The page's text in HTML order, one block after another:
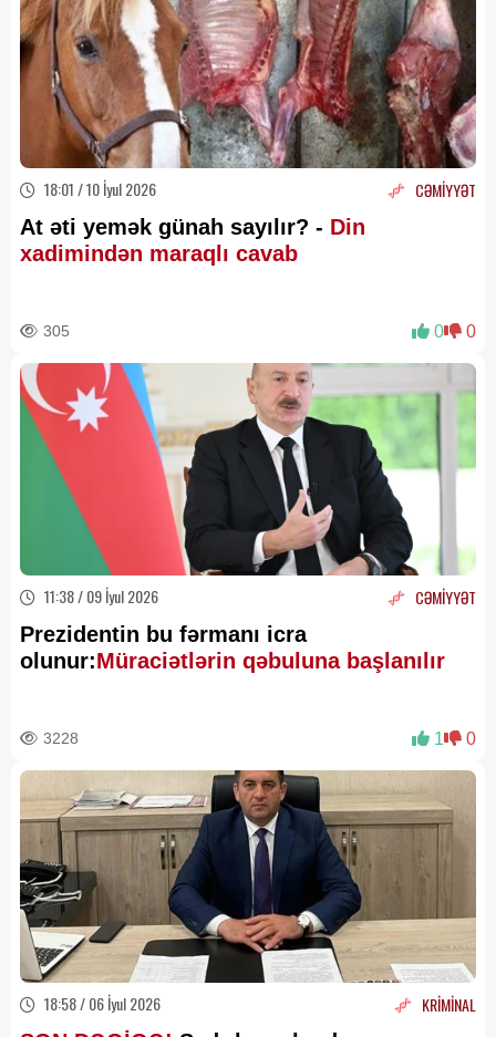
18:01 / 10 İyul 2026 CƏMİYYƏT
At əti yemək günah sayılır? - Din
xadimindən maraqlı cavab
305 0 0
11:38 / 09 İyul 2026 CƏMİYYƏT
Prezidentin bu fərmanı icra
olunur:Müraciətlərin qəbuluna başlanılır
3228 1 0
18:58 / 06 İyul 2026 KRİMİNAL